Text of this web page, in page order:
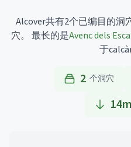
Alcover共有2个已编目的洞
穴。
最长的是Avenc dels
于
2 个洞穴
14m